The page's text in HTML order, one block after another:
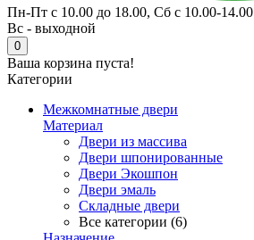
Пн-Пт с 10.00 до 18.00, Сб с 10.00-14.00
Вс - выходной
0
Ваша корзина пуста!
Категории
Межкомнатные двери
Материал
Двери из массива
Двери шпонированные
Двери Экошпон
Двери эмаль
Складные двери
Все категории (6)